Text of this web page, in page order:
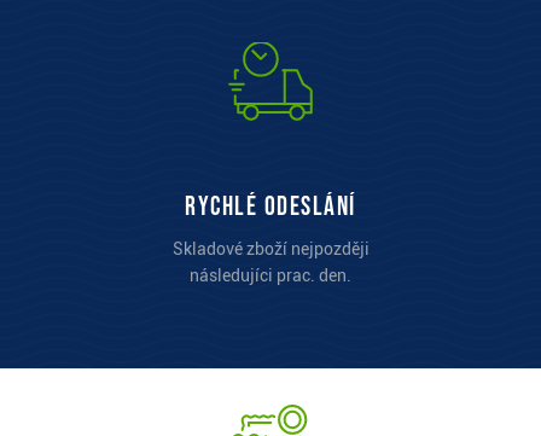
Rychlé odeslání
Skladové zboží nejpozději
následujíci prac. den.